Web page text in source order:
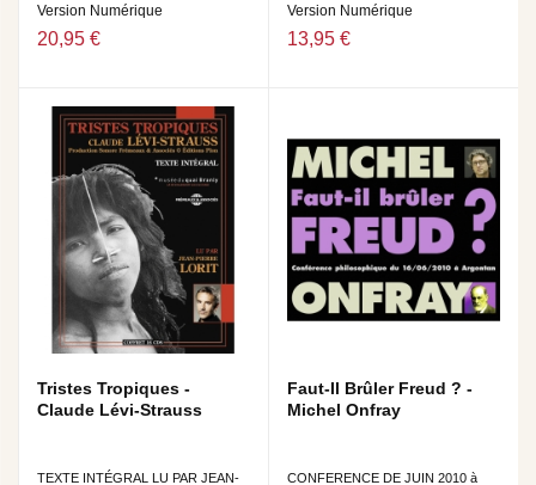
Version Numérique
20,95 €
Version Numérique
13,95 €
Tristes Tropiques -
Claude Lévi-Strauss
TEXTE INTÉGRAL LU PAR JEAN-
Faut-Il Brûler Freud ? -
Michel Onfray
CONFERENCE DE JUIN 2010 à